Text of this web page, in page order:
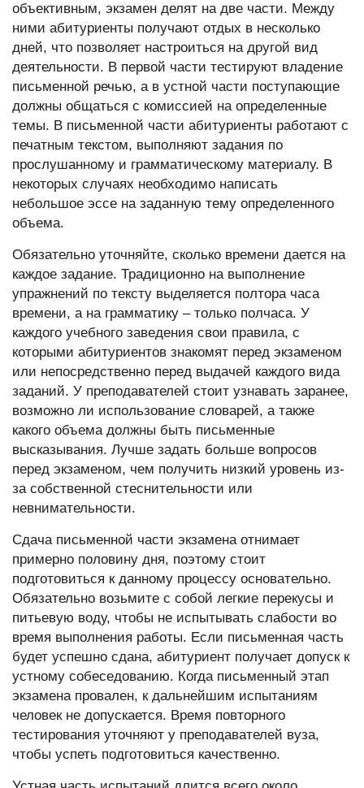
объективным, экзамен делят на две части. Между
ними абитуриенты получают отдых в несколько
дней, что позволяет настроиться на другой вид
деятельности. В первой части тестируют владение
письменной речью, а в устной части поступающие
должны общаться с комиссией на определенные
темы. В письменной части абитуриенты работают с
печатным текстом, выполняют задания по
прослушанному и грамматическому материалу. В
некоторых случаях необходимо написать
небольшое эссе на заданную тему определенного
объема.
Обязательно уточняйте, сколько времени дается на
каждое задание. Традиционно на выполнение
упражнений по тексту выделяется полтора часа
времени, а на грамматику – только полчаса. У
каждого учебного заведения свои правила, с
которыми абитуриентов знакомят перед экзаменом
или непосредственно перед выдачей каждого вида
заданий. У преподавателей стоит узнавать заранее,
возможно ли использование словарей, а также
какого объема должны быть письменные
высказывания. Лучше задать больше вопросов
перед экзаменом, чем получить низкий уровень из-
за собственной стеснительности или
невнимательности.
Сдача письменной части экзамена отнимает
примерно половину дня, поэтому стоит
подготовиться к данному процессу основательно.
Обязательно возьмите с собой легкие перекусы и
питьевую воду, чтобы не испытывать слабости во
время выполнения работы. Если письменная часть
будет успешно сдана, абитуриент получает допуск к
устному собеседованию. Когда письменный этап
экзамена провален, к дальнейшим испытаниям
человек не допускается. Время повторного
тестирования уточняют у преподавателей вуза,
чтобы успеть подготовиться качественно.